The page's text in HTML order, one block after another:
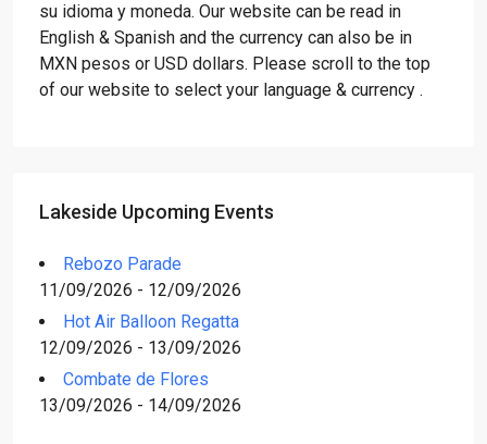
su idioma y moneda. Our website can be read in
English & Spanish and the currency can also be in
MXN pesos or USD dollars. Please scroll to the top
of our website to select your language & currency .
Lakeside Upcoming Events
Rebozo Parade
11/09/2026 - 12/09/2026
Hot Air Balloon Regatta
12/09/2026 - 13/09/2026
Combate de Flores
13/09/2026 - 14/09/2026